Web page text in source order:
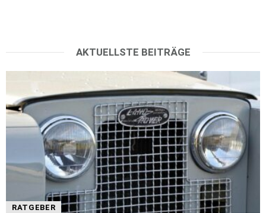
AKTUELLSTE BEITRÄGE
RATGEBER